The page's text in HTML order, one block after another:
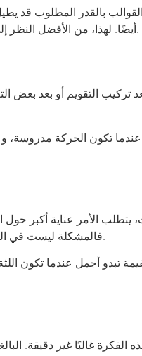
بالقدر المطلوب قد
أيضًا. لهذا، من الأفضل النظر إلى العلاج باعتباره شراكة بين الطبيب والمريض، وليس مجرد جهاز يتم تركيبه ثم انتظار النتيجة.
تركيب التقويم أو بعد
تكون الحركة
فالمشكلة ليست في التنظيف فقط، بل في ضرورة عدم إهمال ارتدائه أو تعريضه لعادات قد تؤثر على شكله وكفاءته.
تبدو أجمل عندما
الفكرة غالبًا غير دقيقة.